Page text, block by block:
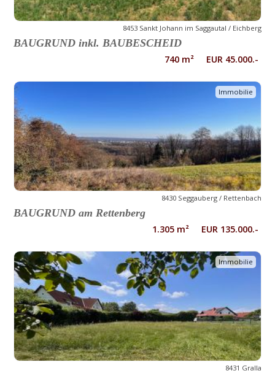
8453 Sankt Johann im Saggautal / Eichberg
BAUGRUND inkl. BAUBESCHEID
740 m² EUR 45.000.-
Immobilie
8430 Seggauberg / Rettenbach
BAUGRUND am Rettenberg
1.305 m² EUR 135.000.-
Immobilie
8431 Gralla